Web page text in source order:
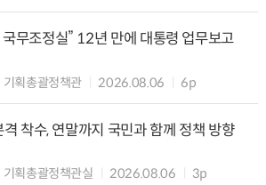
무조정실” 12년 만에 대통령 업무보고
획총괄정책관 2026.08.06 6p
착수, 연말까지 국민과 함께 정책 방향
획총괄정책관실 2026.08.06 3p